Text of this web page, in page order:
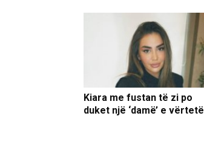
Kiara me fustan të zi po
duket një ‘damë’ e vërtetë